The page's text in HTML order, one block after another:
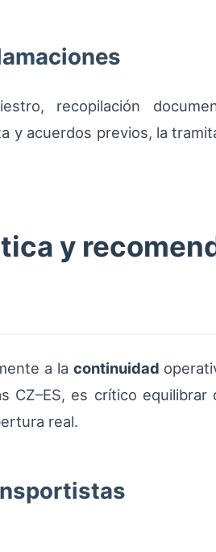
recopilación
y acuerdos previos, la
y
a la continuidad
CZ–ES, es crítico
real.